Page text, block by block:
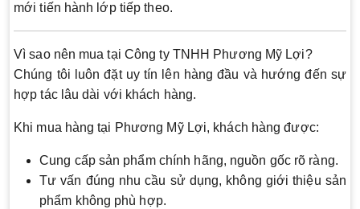
mới tiến hành lớp tiếp theo.
Vì sao nên mua tại Công ty TNHH Phương Mỹ Lợi?
Chúng tôi luôn đặt uy tín lên hàng đầu và hướng đến sự
hợp tác lâu dài với khách hàng.
Khi mua hàng tại Phương Mỹ Lợi, khách hàng được:
Cung cấp sản phẩm chính hãng, nguồn gốc rõ ràng.
Tư vấn đúng nhu cầu sử dụng, không giới thiệu sản
phẩm không phù hợp.